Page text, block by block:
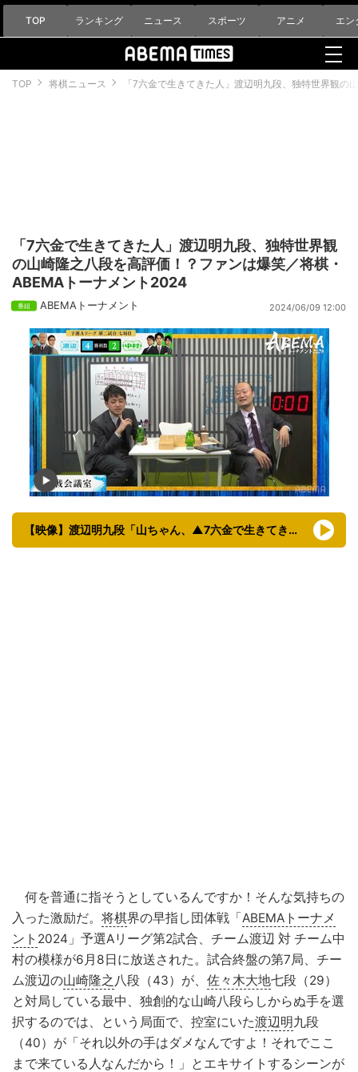
TOP ランキング ニュース スポーツ アニメ エン
TOP 将棋ニュース 「7六金で生きてきた人」渡辺明九段、独特世界観
「7六金で生きてきた人」渡辺明九段、独特世界観
の山崎隆之八段を高評価！？ファンは爆笑／将棋・
ABEMAトーナメント2024
ABEMAトーナメント 2024/06/09 12:00
【映像】渡辺明九段「山ちゃん、▲7六金で生きてきている」
何を普通に指そうとしているんですか！そんな気持ちの
入った激励だ。 将棋界の早指し団体戦「ABEMAトーナメ
ント 2024」予選Aリーグ第2試合、チーム渡辺 対 チーム中
村の模様が6月8日に放送された。試合終盤の第7局、チー
ム渡辺の山崎隆之 八段（43）が、 佐々木大地七段（29）
と対局している最中、独創的な山崎八段らしからぬ手を選
択するのでは、という局面で、控室にいた渡辺明九段
（40）が「それ以外の手はダメなんですよ！それでここ
まで来ている人なんだから！」とエキサイトするシーンが